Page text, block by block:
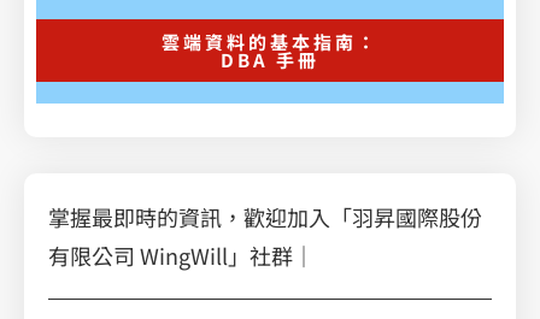
雲端資料的基本指南：
DBA 手冊
掌握最即時的資訊，歡迎加入「羽昇國際股份
有限公司 WingWill」社群｜